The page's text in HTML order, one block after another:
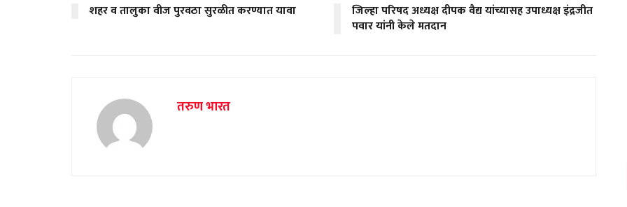
शहर व तालुका वीज पुरवठा सुरळीत करण्यात यावा
जिल्हा परिषद अध्यक्ष दीपक वैद्य यांच्यासह उपाध्यक्ष इंद्रजीत
पवार यांनी केले मतदान
तरुण भारत